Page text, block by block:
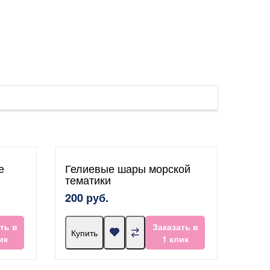
в
Гелиевые шары морской
тематики
200 руб.
Купить
Заказать в
1 клик